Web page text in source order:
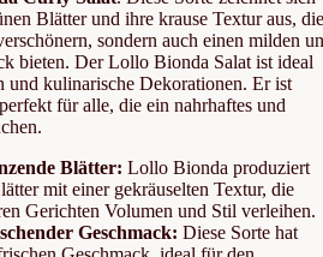
Blätter und ihre krause Textur aus, die
sondern auch einen milden
bieten. Der Lollo Bionda Salat ist ideal
und kulinarische Dekorationen. Er ist
für alle, die ein nahrhaftes und
Blätter: Lollo Bionda produziert
mit einer gekräuselten Textur, die
Gerichten Volumen und Stil verleihen.
Geschmack: Diese Sorte hat